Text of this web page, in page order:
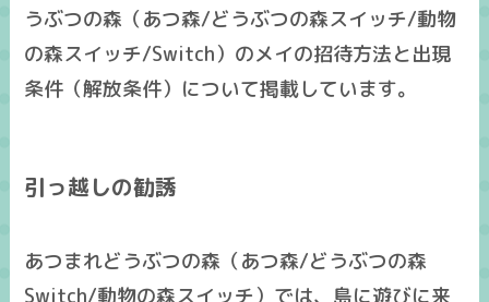
うぶつの森（あつ森/どうぶつの森スイッチ/動物
の森スイッチ/Switch）のメイの招待方法と出現
条件（解放条件）について掲載しています。
引っ越しの勧誘
あつまれどうぶつの森（あつ森/どうぶつの森
Switch/動物の森スイッチ）では、島に遊びに来